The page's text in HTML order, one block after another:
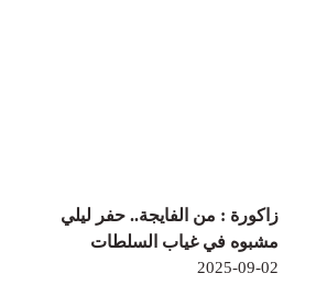
زاكورة : من الفايجة.. حفر ليلي
مشبوه في غياب السلطات
2025-09-02